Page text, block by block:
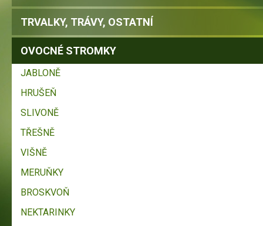
TRVALKY, TRÁVY, OSTATNÍ
OVOCNÉ STROMKY
JABLONĚ
HRUŠEŇ
SLIVONĚ
TŘEŠNĚ
VIŠNĚ
MERUŇKY
BROSKVOŇ
NEKTARINKY